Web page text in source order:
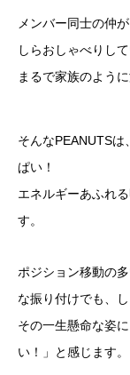
メンバー同士の仲
しらおしゃべりし
まるで家族のよう
そんなPEANUTS
ぱい！
エネルギーあふれ
す。
ポジション移動の
な振り付けでも、
その一生懸命な姿
い！」と感じます。